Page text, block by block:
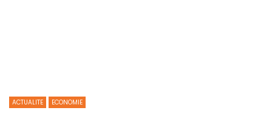
ACTUALITE ECONOMIE